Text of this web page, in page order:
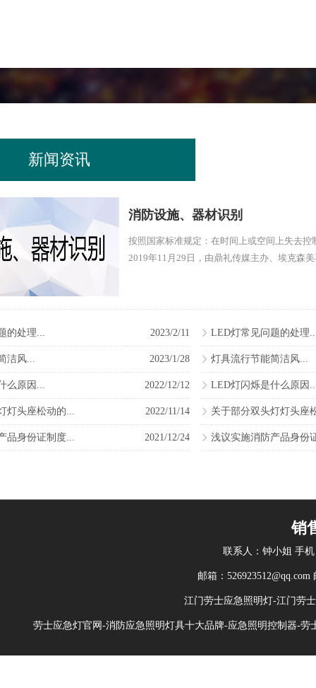
新闻资讯
消防设施、器材识别
按照国家标准规定：在时间上或空间上失去
2019年11月29日，由鼎礼传媒主办、埃克森
的处理... 2023/2/11
洁风... 2023/1/28
么原因... 2022/12/12
灯头座松动的... 2022/11/14
品身份证制度... 2021/12/24
LED灯常见问题的处理
灯具流行节能简洁风...
LED灯闪烁是什么原因
关于部分双头灯灯头座
浅议实施消防产品身份
销
联系人：钟小姐 手机
邮箱：
江门劳士应急照明灯-江门劳
劳士应急灯官网-消防应急照明灯具十大品牌-应急照明控制器-